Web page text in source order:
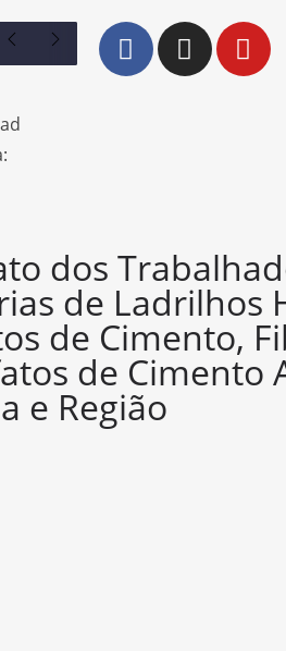
dos
de Ladrilhos
de Cimento,
de Cimento
e Região